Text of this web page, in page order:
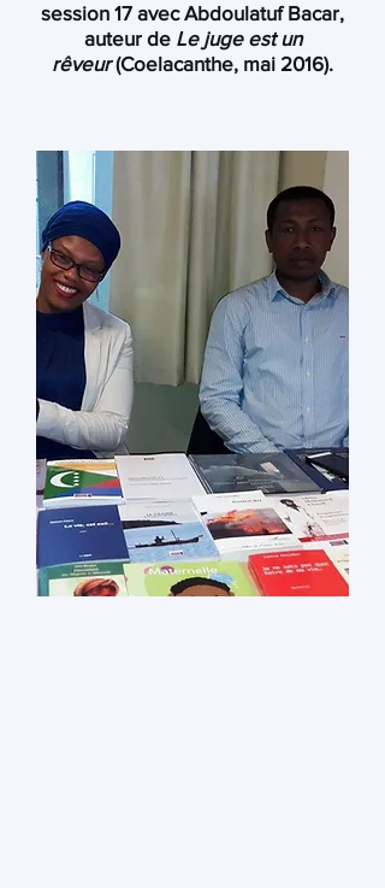
session 17 avecAbdoulatuf Bacar,
auteur de Le juge est un
rêveur(Coelacanthe, mai 2016).